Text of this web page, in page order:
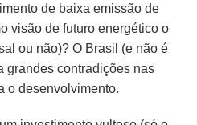
de baixa emissão de
visão de futuro energético o
ou não)? O Brasil (e não é
grandes contradições nas
o desenvolvimento.